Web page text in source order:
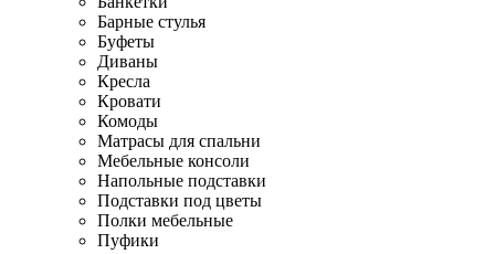
Барные стулья
Буфеты
Диваны
Кресла
Кровати
Комоды
Матрасы для спальни
Мебельные консоли
Напольные подставки
Подставки под цветы
Полки мебельные
Пуфики